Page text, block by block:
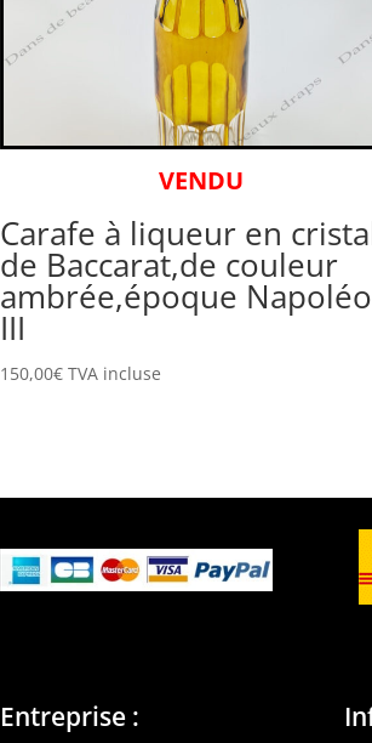
VENDU
Carafe à liqueur en
de Baccarat,de couleur
ambrée,époque
III
150,00€ TVA incluse
Entreprise :